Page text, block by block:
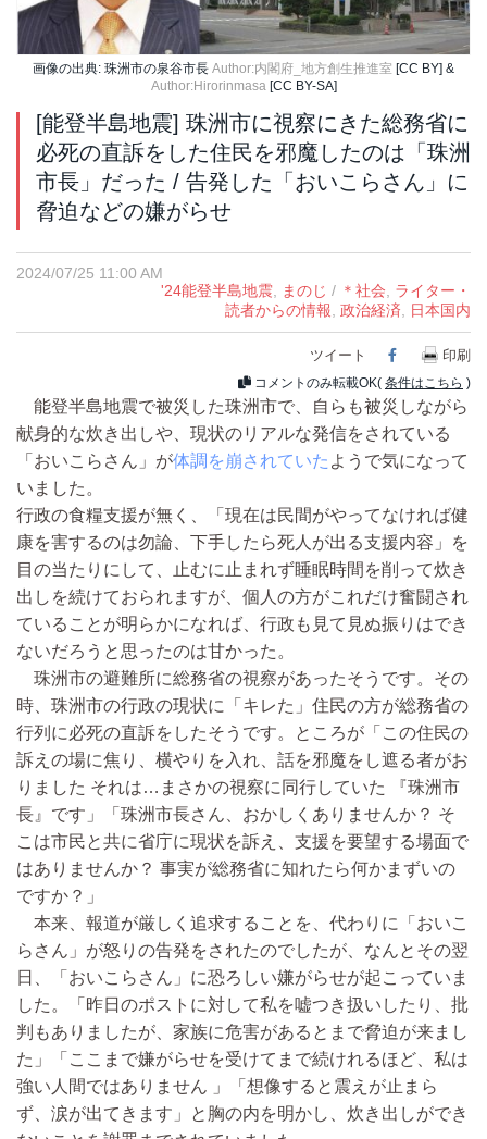
画像の出典: 珠洲市の泉谷市長 Author:内閣府_地方創生推進室 [CC BY] &
Author:Hirorinmasa[CC BY-SA]
[能登半島地震] 珠洲市に視察にきた総務省に
必死の直訴をした住民を邪魔したのは「珠洲
市長」だった / 告発した「おいこらさん」に
脅迫などの嫌がらせ
2024/07/25 11:00 AM
'24能登半島地震, まのじ / ＊社会, ライター・
読者からの情報, 政治経済, 日本国内
ツイート Facebook
印刷
コメントのみ転載OK( 条件はこちら )
能登半島地震で被災した珠洲市で、自らも被災しながら
献身的な炊き出しや、現状のリアルな発信をされている
「おいこらさん」が体調を崩されていた ようで気になって
いました。
行政の食糧支援が無く、「現在は民間がやってなければ健
康を害するのは勿論、下手したら死人が出る支援内容」を
目の当たりにして、止むに止まれず睡眠時間を削って炊き
出しを続けておられますが、個人の方がこれだけ奮闘され
ていることが明らかになれば、行政も見て見ぬ振りはでき
ないだろうと思ったのは甘かった。
珠洲市の避難所に総務省の視察があったそうです。その
時、珠洲市の行政の現状に「キレた」住民の方が総務省の
行列に必死の直訴をしたそうです。ところが「この住民の
訴えの場に焦り、横やりを入れ、話を邪魔をし遮る者がお
りました それは…まさかの視察に同行していた 『珠洲市
長』です」「珠洲市長さん、おかしくありませんか？ そ
こは市民と共に省庁に現状を訴え、支援を要望する場面で
はありませんか？ 事実が総務省に知れたら何かまずいの
ですか？」
本来、報道が厳しく追求することを、代わりに「おいこ
らさん」が怒りの告発をされたのでしたが、なんとその翌
日、「おいこらさん」に恐ろしい嫌がらせが起こっていま
した。「昨日のポストに対して私を嘘つき扱いしたり、批
判もありましたが、家族に危害があるとまで脅迫が来まし
た」「ここまで嫌がらせを受けてまで続けれるほど、私は
強い人間ではありません 」「想像すると震えが止まら
ず、涙が出てきます」と胸の内を明かし、炊き出しができ